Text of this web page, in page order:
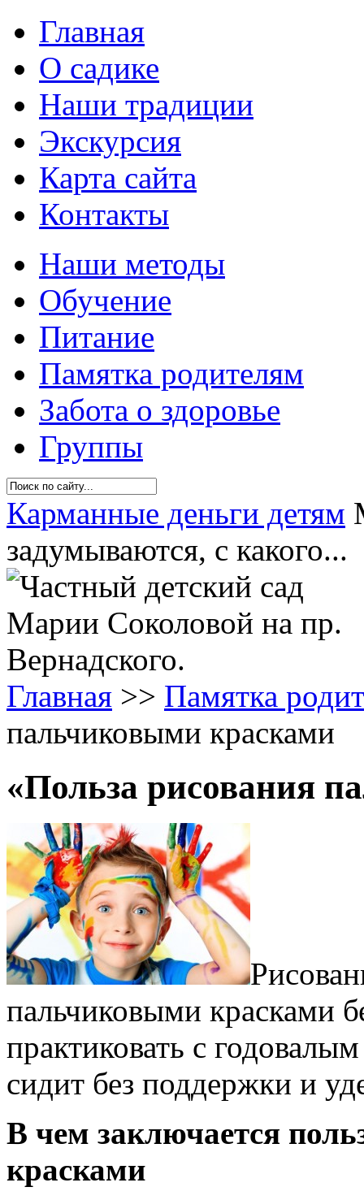
Главная
О садике
Наши традиции
Экскурсия
Карта сайта
Контакты
Наши методы
Обучение
Питание
Памятка родителям
Забота о здоровье
Группы
Карманные деньги детям
задумываются, с какого...
Главная >> Памятка
пальчиковыми красками
«Польза рисования
пальчиковыми красками
практиковать с
сидит без поддержки и
В чем заключается
красками